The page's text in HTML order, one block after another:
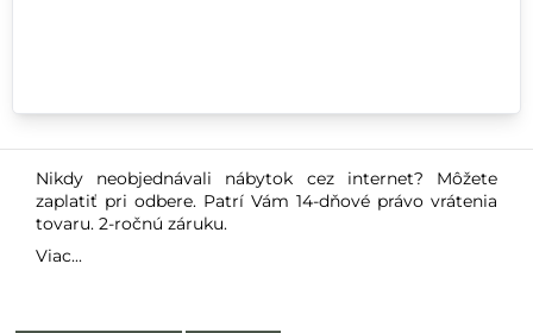
Nikdy neobjednávali nábytok cez internet? Môžete
zaplatiť pri odbere. Patrí Vám 14-dňové právo vrátenia
tovaru. 2-ročnú záruku.
Viac...